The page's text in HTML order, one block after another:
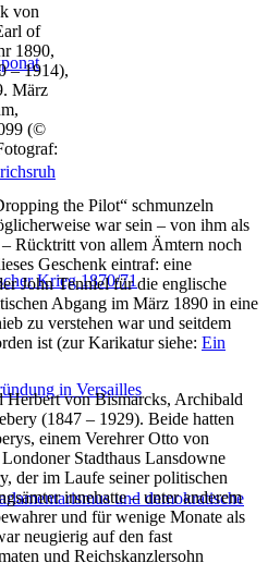
Krieg 1870/71
in Versailles
und demokratische
von
of
1890,
– 1914),
März
(©
the Pilot“ schmunzeln
war sein – von ihm als
Rücktritt von allem Ämtern noch
Geschenk eintraf: eine
John Tenniel für die englische
Abgang im März 1890 in eine
zu verstehen war und seitdem
ist (zur Karikatur siehe: Ein
Herbert von Bismarcks, Archibald
(1847 – 1929). Beide hatten
einem Verehrer Otto von
Stadthaus Lansdowne
der im Laufe seiner politischen
innehatte – unter anderem
und für wenige Monate als
neugierig auf den fast
und Reichskanzlersohn